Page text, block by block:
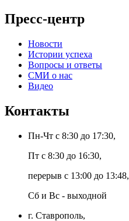
Пресс-центр
Новости
Истории успеха
Вопросы и ответы
СМИ о нас
Видео
Контакты
Пн-Чт с 8:30 до 17:30,
Пт с 8:30 до 16:30,
перерыв с 13:00 до 13:48,
Сб и Вс - выходной
г. Ставрополь,